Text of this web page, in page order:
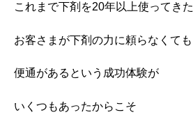
これまで下剤を20年以上使ってきた
お客さまが下剤の力に頼らなくても
便通があるという成功体験が
いくつもあったからこそ